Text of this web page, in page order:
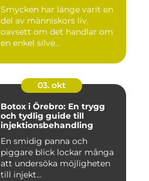
Smycken har länge varit en
del av människors liv,
oavsett om det handlar om
en enkel silve...
03. okt
Botox i Örebro: En trygg
och tydlig guide till
injektionsbehandling
En smidig panna och
piggare blick lockar många
att undersöka möjligheten
till injekt...